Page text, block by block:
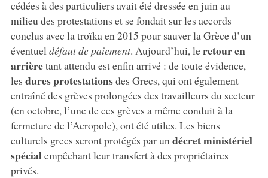
cédées à des particuliers avait été dressée en juin au
milieu des protestations et se fondait sur les accords
conclus avec la troïka en 2015 pour sauver la Grèce d’un
éventuel défaut de paiement. Aujourd’hui, leretour en
arrièretant attendu est enfin arrivé : de toute évidence,
les dures protestationsdes Grecs, qui ont également
entraîné des grèves prolongées des travailleurs du secteur
(en octobre, l’une de ces grèves a même conduit à la
fermeture de l’Acropole), ont été utiles. Les biens
culturels grecs seront protégés par un décret ministériel
spécialempêchant leur transfert à des propriétaires
privés.